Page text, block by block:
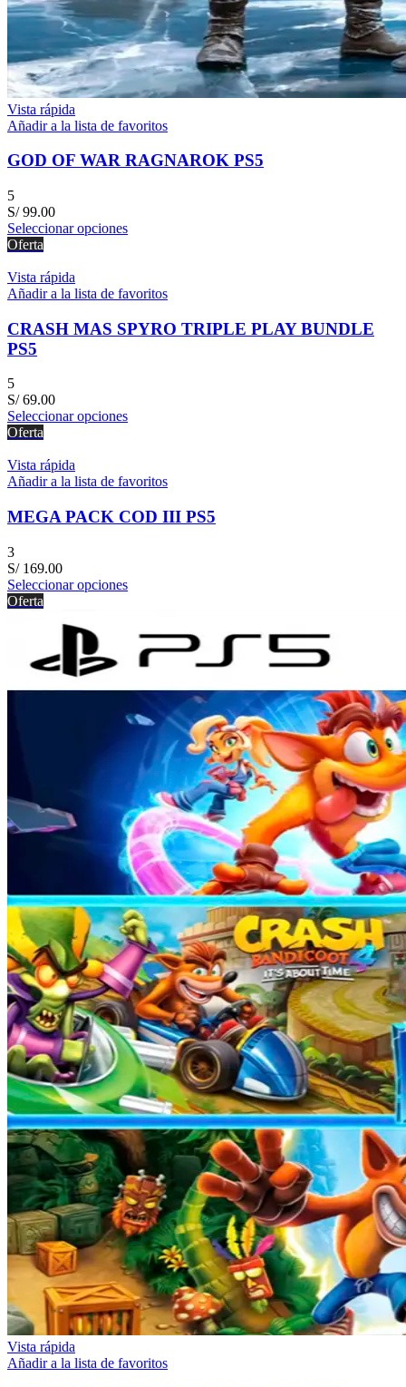
Vista rápida
Añadir a la lista de favoritos
GOD OF WAR RAGNAROK PS5
5
S/99.00
Seleccionar opciones
Oferta
Vista rápida
Añadir a la lista de favoritos
CRASH MAS SPYRO TRIPLE PLAY BUNDLE
PS5
5
S/69.00
Seleccionar opciones
Oferta
Vista rápida
Añadir a la lista de favoritos
MEGA PACK COD III PS5
3
S/169.00
Seleccionar opciones
Oferta
Vista rápida
Añadir a la lista de favoritos